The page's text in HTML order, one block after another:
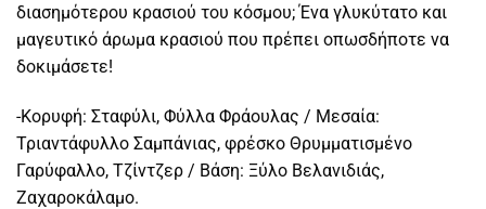
διασημότερου κρασιού του κόσμου; Ένα γλυκύτατο και
μαγευτικό άρωμα κρασιού που πρέπει οπωσδήποτε να
δοκιμάσετε!
-Κορυφή: Σταφύλι, Φύλλα Φράουλας / Μεσαία:
Τριαντάφυλλο Σαμπάνιας, φρέσκο Θρυμματισμένο
Γαρύφαλλο, Τζίντζερ / Βάση: Ξύλο Βελανιδιάς,
Ζαχαροκάλαμο.